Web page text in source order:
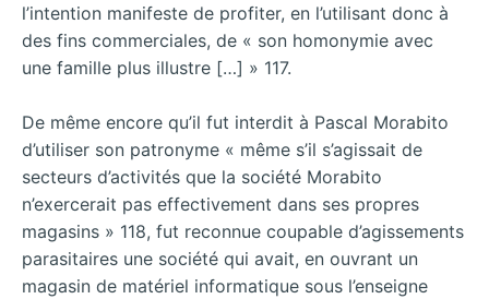
l’intention manifeste de profiter, en l’utilisant donc à
des fins commerciales, de « son homonymie avec
une famille plus illustre […] » 117.
De même encore qu’il fut interdit à Pascal Morabito
d’utiliser son patronyme « même s’il s’agissait de
secteurs d’activités que la société Morabito
n’exercerait pas effectivement dans ses propres
magasins » 118, fut reconnue coupable d’agissements
parasitaires une société qui avait, en ouvrant un
magasin de matériel informatique sous l’enseigne